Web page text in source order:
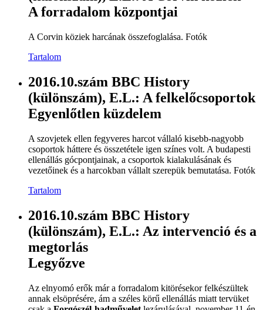
A forradalom központjai
A Corvin köziek harcának összefoglalása. Fotók
Tartalom
2016.10.szám BBC History
(különszám), E.L.: A felkelőcsoportok
Egyenlőtlen küzdelem
A szovjetek ellen fegyveres harcot vállaló kisebb-nagyobb
csoportok háttere és összetétele igen színes volt. A budapesti
ellenállás gócpontjainak, a csoportok kialakulásának és
vezetőinek és a harcokban vállalt szerepük bemutatása. Fotók
Tartalom
2016.10.szám BBC History
(különszám), E.L.: Az intervenció és a
megtorlás
Legyőzve
Az elnyomó erők már a forradalom kitörésekor felkészültek
annak elsöprésére, ám a széles körű ellenállás miatt tervüket